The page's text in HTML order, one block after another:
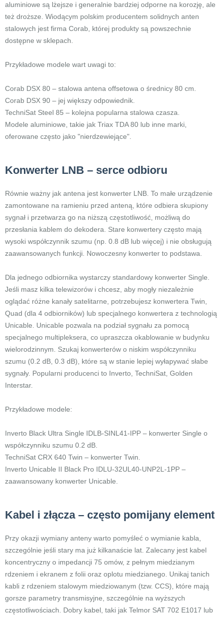
aluminiowe są lżejsze i generalnie bardziej odporne na korozję, ale
też droższe. Wiodącym polskim producentem solidnych anten
stalowych jest firma Corab, której produkty są powszechnie
dostępne w sklepach.
Przykładowe modele wart uwagi to:
Corab DSX 80 – stalowa antena offsetowa o średnicy 80 cm.
Corab DSX 90 – jej większy odpowiednik.
TechniSat Steel 85 – kolejna popularna stalowa czasza.
Modele aluminiowe, takie jak Triax TDA 80 lub inne marki,
oferowane często jako "nierdzewiejące".
Konwerter LNB – serce odbioru
Równie ważny jak antena jest konwerter LNB. To małe urządzenie
zamontowane na ramieniu przed anteną, które odbiera skupiony
sygnał i przetwarza go na niższą częstotliwość, możliwą do
przesłania kablem do dekodera. Stare konwertery często mają
wysoki współczynnik szumu (np. 0.8 dB lub więcej) i nie obsługują
zaawansowanych funkcji. Nowoczesny konwerter to podstawa.
Dla jednego odbiornika wystarczy standardowy konwerter Single.
Jeśli masz kilka telewizorów i chcesz, aby mogły niezależnie
oglądać różne kanały satelitarne, potrzebujesz konwertera Twin,
Quad (dla 4 odbiorników) lub specjalnego konwertera z technologią
Unicable. Unicable pozwala na podział sygnału za pomocą
specjalnego multipleksera, co upraszcza okablowanie w budynku
wielorodzinnym. Szukaj konwerterów o niskim współczynniku
szumu (0.2 dB, 0.3 dB), które są w stanie lepiej wyłapywać słabe
sygnały. Popularni producenci to Inverto, TechniSat, Golden
Interstar.
Przykładowe modele:
Inverto Black Ultra Single IDLB-SINL41-IPP – konwerter Single o
współczynniku szumu 0.2 dB.
TechniSat CRX 640 Twin – konwerter Twin.
Inverto Unicable II Black Pro IDLU-32UL40-UNP2L-1PP –
zaawansowany konwerter Unicable.
Kabel i złącza – często pomijany element
Przy okazji wymiany anteny warto pomyśleć o wymianie kabla,
szczególnie jeśli stary ma już kilkanaście lat. Zalecany jest kabel
koncentryczny o impedancji 75 omów, z pełnym miedzianym
rdzeniem i ekranem z folii oraz oplotu miedzianego. Unikaj tanich
kabli z rdzeniem stalowym miedziowanym (tzw. CCS), które mają
gorsze parametry transmisyjne, szczególnie na wyższych
częstotliwościach. Dobry kabel, taki jak Telmor SAT 702 E1017 lub